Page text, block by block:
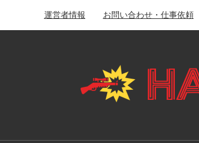
運営者情報 お問い合わせ・仕事依頼